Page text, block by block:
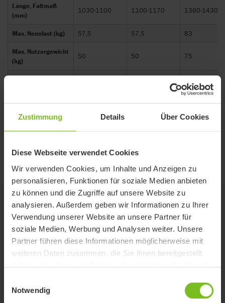
Zustimmung Details Über Cookies
Diese Webseite verwendet Cookies
Wir verwenden Cookies, um Inhalte und Anzeigen zu
personalisieren, Funktionen für soziale Medien anbieten
zu können und die Zugriffe auf unsere Website zu
analysieren. Außerdem geben wir Informationen zu Ihrer
Verwendung unserer Website an unsere Partner für
soziale Medien, Werbung und Analysen weiter. Unsere
Partner führen diese Informationen möglicherweise mit
weiteren Daten zusammen, die Sie ihnen bereitgestellt
Notwendig
Länge, Faltmaß
(mm)
1030-1100 1100-1170 1360-1430
Max. Nennlast (kg) 57,5 57,5 83
Max. Nutzergewicht
(kg)
50 50 75
6
(mm)
Unterschenkellänge
Optionen
Rot
Für die Größen 1-3.